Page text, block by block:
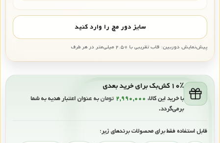
سایز دور مچ را وارد کنید
پیش‌نمایش دوربین: قاب تقریبی با +۲.۵ میلی‌متر در هر طرف
۱۰٪ کش‌بک برای خرید بعدی
با خرید این کالا، ۲,۹۹۰,۰۰۰ تومانبه عنوان اعتبار هدیه به شما
برمی‌گردد.
قابل استفاده فقط برای محصولات برندهای زیر: